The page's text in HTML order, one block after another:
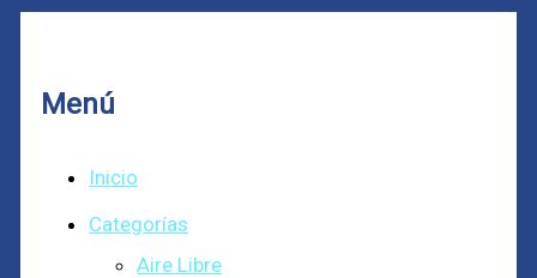
Menú
Inicio
Categorías
Aire Libre